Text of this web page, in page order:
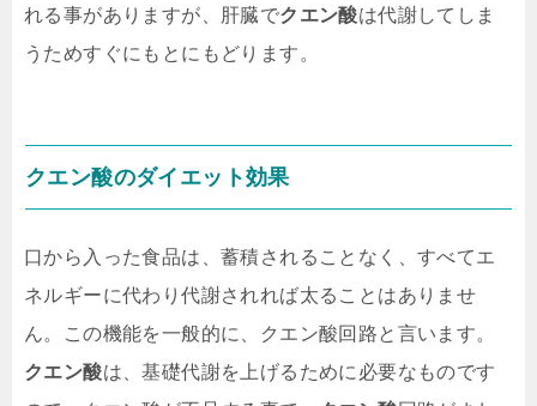
れる事がありますが、肝臓でクエン酸は代謝してしま
うためすぐにもとにもどります。
クエン酸のダイエット効果
口から入った食品は、蓄積されることなく、すべてエ
ネルギーに代わり代謝されれば太ることはありませ
ん。この機能を一般的に、クエン酸回路と言います。
クエン酸は、基礎代謝を上げるために必要なものです